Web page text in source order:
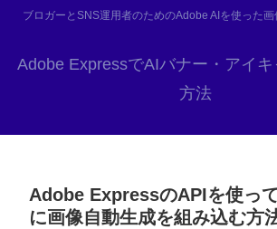
ブロガーとSNS運用者のためのAdobe AIを使った
Adobe ExpressでAIバナー・アイ
方法
Adobe ExpressのAPIを使っ
に画像自動生成を組み込む方